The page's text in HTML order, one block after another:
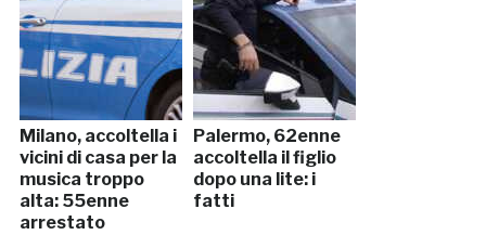
Milano, accoltella i
vicini di casa per la
musica troppo
alta: 55enne
arrestato
Palermo, 62enne
accoltella il figlio
dopo una lite: i
fatti